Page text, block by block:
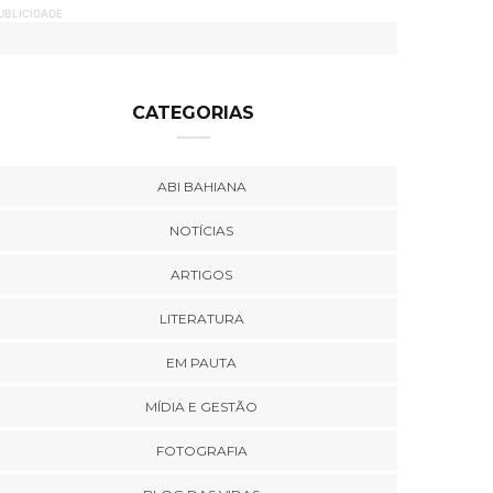
CATEGORIAS
ABI BAHIANA
NOTÍCIAS
ARTIGOS
LITERATURA
EM PAUTA
MÍDIA E GESTÃO
FOTOGRAFIA